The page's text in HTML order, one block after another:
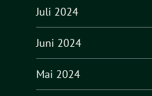
Juli 2024
Juni 2024
Mai 2024